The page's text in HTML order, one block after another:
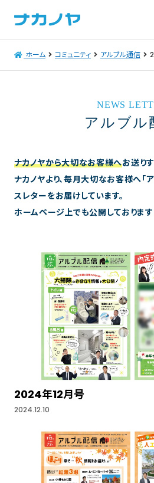
ホーム コミュニティ アルブル通信
NEWS
アルブル
ナカノヤから大切なお客様へお送り
ナカノヤより、毎月大切なお客様へ「
スレターをお届けしています。
ホームページ上でも公開しております
2024年12月号
2024.12.10